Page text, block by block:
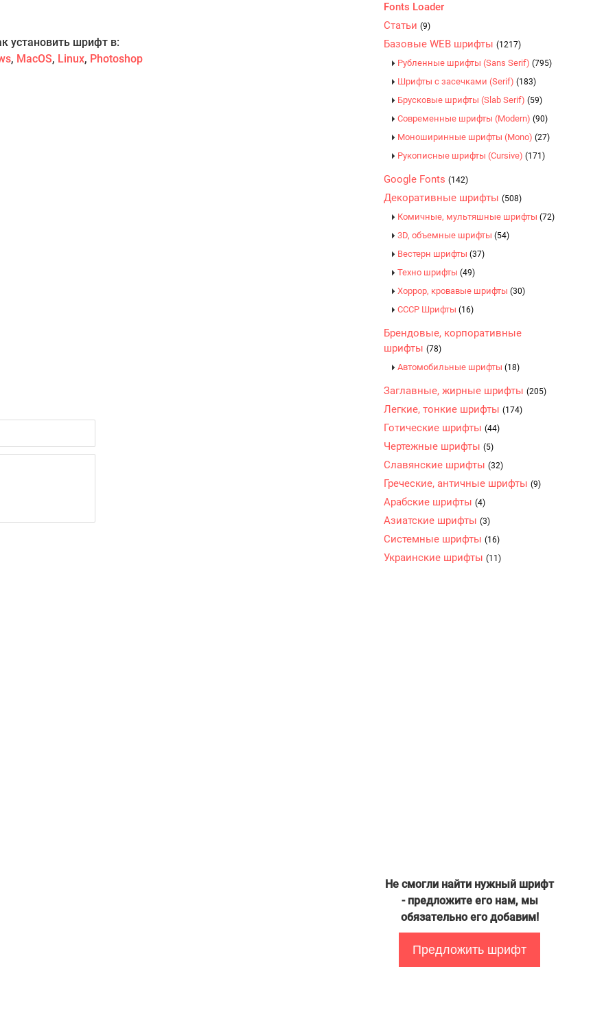
установить шрифт в:
, MacOS, Linux, Photoshop
Fonts Loader
Статьи (9)
Базовые WEB шрифты (1217)
Рубленные шрифты (Sans Serif) (795)
Шрифты с засечками (Serif) (183)
Брусковые шрифты (Slab Serif) (59)
Современные шрифты (Modern) (90)
Моноширинные шрифты (Mono) (27)
Рукописные шрифты (Cursive) (171)
Google Fonts (142)
Декоративные шрифты (508)
Комичные, мультяшные шрифты (72)
3D, объемные шрифты (54)
Вестерн шрифты (37)
Техно шрифты (49)
Хоррор, кровавые шрифты (30)
CCCР Шрифты (16)
Брендовые, корпоративные
шрифты (78)
Автомобильные шрифты (18)
Заглавные, жирные шрифты (205)
Легкие, тонкие шрифты (174)
Готические шрифты (44)
Чертежные шрифты (5)
Славянские шрифты (32)
Греческие, античные шрифты (9)
Арабские шрифты (4)
Азиатские шрифты (3)
Системные шрифты (16)
Украинские шрифты (11)
Не смогли найти нужный шрифт
- предложите его нам, мы
обязательно его добавим!
Предложить шрифт